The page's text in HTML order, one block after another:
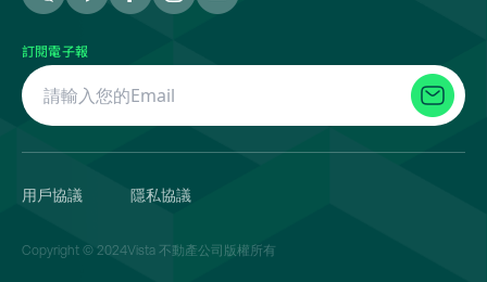
訂閱電子報
Copyright © 2024Vista 不動產公司版權所有
用戶協議 隱私協議